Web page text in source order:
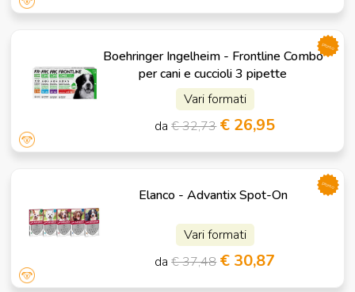
Boehringer Ingelheim - Frontline Combo
per cani e cuccioli 3 pipette
Vari formati
da€ 32,73 € 26,95
promo
Elanco - Advantix Spot-On
Vari formati
da€ 37,48 € 30,87
promo